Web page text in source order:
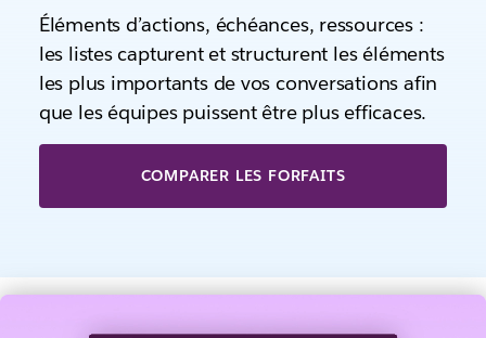
Éléments d’actions, échéances, ressources :
les listes capturent et structurent les éléments
les plus importants de vos conversations afin
que les équipes puissent être plus efficaces.
COMPARER LES FORFAITS
V